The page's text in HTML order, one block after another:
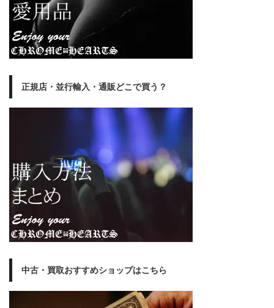
正規店・並行輸入・通販どこで買う？
中古・買取おすすめショップはこちら